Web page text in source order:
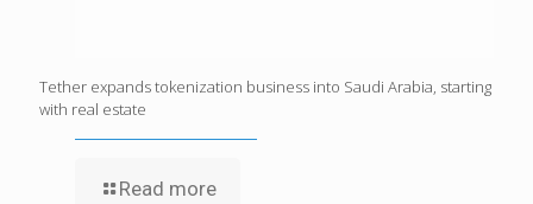
Tether expands tokenization business into Saudi Arabia, starting
with real estate
Read more